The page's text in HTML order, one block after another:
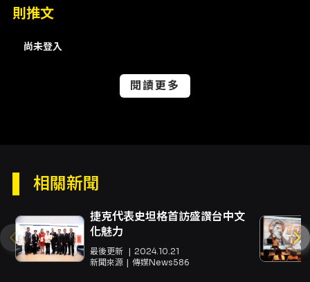
NT$2,580（依座位號碼入座） - 身障席（輪椅
席平台）：NT$1,290（依座位號碼入座，身障
席享有與嗶波星人相同福利內容） 票區福利與加
購 - 所有票價皆包含 LED 造型手環（單只）。活
Hi-Bye、隨機小卡、LED 造型手環，詳細各票
區對應福利與抽獎辦法請參見活動頁附圖與官方
抽獎名單。 - 加購福利不得單獨退票。Sound
Check 與合照於開演前進行，Hi-Bye 於演出結
與身分驗證（搶先降落預售） - 搶先降落預售階
段採實名制購票：購票時請在每張票券填寫「姓
名」、「手機」與「身分證字號（海外觀眾填護
照號碼）」等入場資料，並於送出前確認正確無
則推文
尚未登入
閱讀更多
相關新聞
捷克代表史坦格首訪盛讚台中文
化魅力
最後更新
2024.10.21
新聞來源
傳媒News586